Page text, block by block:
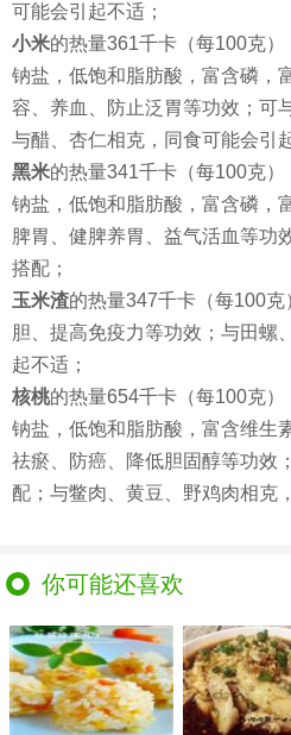
可能会引起不适；
小米的热量361千卡（每100克
钠盐，低饱和脂肪酸，富含磷，
容、养血、防止泛胃等功效；可
与醋、杏仁相克，同食可能会引
黑米的热量341千卡（每100克
钠盐，低饱和脂肪酸，富含磷，
脾胃、健脾养胃、益气活血等功
搭配；
玉米渣的热量347千卡（每100
胆、提高免疫力等功效；与田螺
起不适；
核桃的热量654千卡（每100克
钠盐，低饱和脂肪酸，富含维生
祛瘀、防癌、降低胆固醇等功效
配；与鳖肉、黄豆、野鸡肉相克
你可能还喜欢